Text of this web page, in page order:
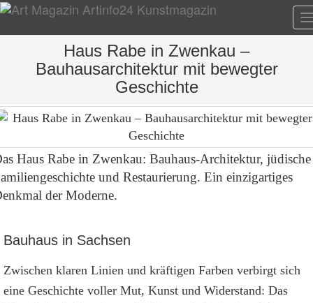
Haus Rabe in Zwenkau –
Bauhausarchitektur mit bewegter
Geschichte
Haus Rabe in Zwenkau: Bauhaus-Architektur, jüdische
und Restaurierung. Ein einzigartiges
der Moderne.
Bauhaus in Sachsen
Zwischen klaren Linien und kräftigen Farben verbirgt sich
eine Geschichte voller Mut, Kunst und Widerstand: Das